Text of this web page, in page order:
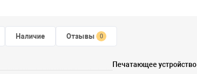
Наличие Отзывы 0
Печатающее устройство